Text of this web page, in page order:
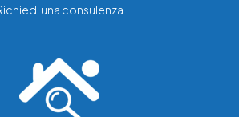
una consulenza